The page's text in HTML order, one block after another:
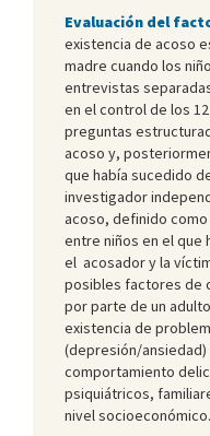
Evaluación del
existencia de acoso
madre cuando los
entrevistas
en el control de los
preguntas
acoso y,
que había sucedido
investigador
acoso, definido
entre niños en el que
el acosador y la
posibles factores de
por parte de un
existencia de
(depresión/
comportamiento
psiquiátricos,
nivel socioeconómico.